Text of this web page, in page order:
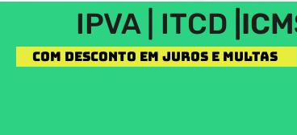
IPVA | ITCD
com desconto em juros e multas